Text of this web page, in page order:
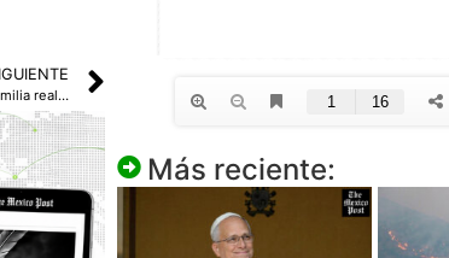
Príncipe Harry vuelve a Reino Unido entre tensiones con la familia real británica
Más reciente: